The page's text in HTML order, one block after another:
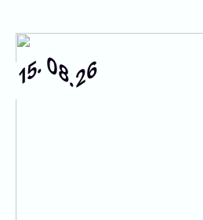
15.08.26